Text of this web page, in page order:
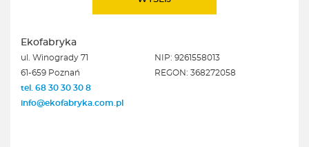
Ekofabryka
ul. Winogrady 71
61-659 Poznań
tel. 68 30 30 30 8
info@ekofabryka.com.pl
NIP: 9261558013
REGON: 368272058